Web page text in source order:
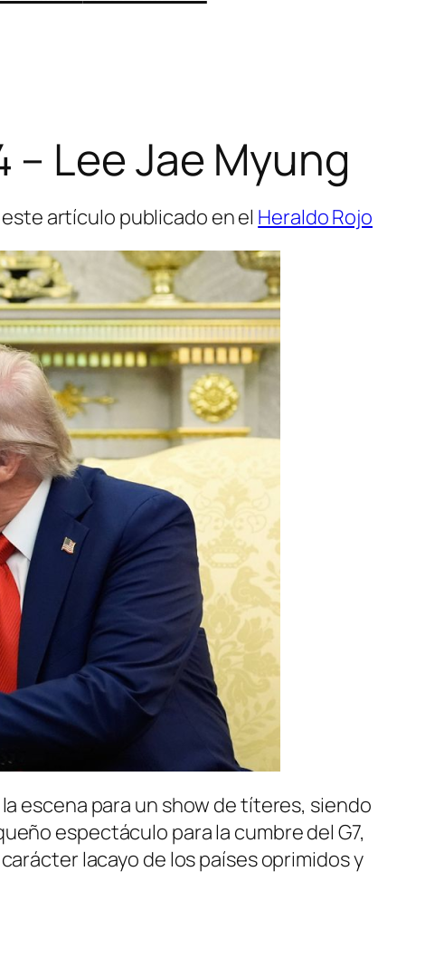
Lee Jae Myung
artículo publicado en el Heraldo Rojo
escena para un show de títeres, siendo
espectáculo para la cumbre del G7,
lacayo de los países oprimidos y